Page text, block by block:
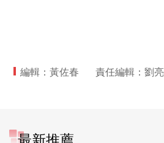
編輯：黃佐春 責任編輯：劉亮